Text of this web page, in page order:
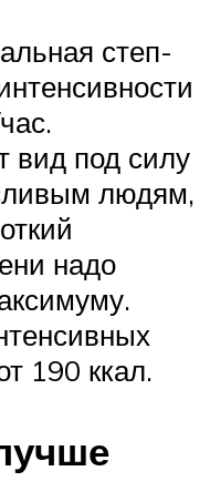
степ-
вид под силу
людям,
надо
190 ккал.